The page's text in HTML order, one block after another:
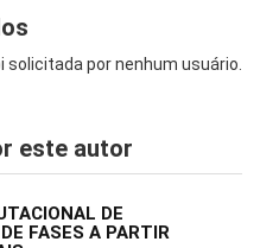
solicitada por nenhum usuário.
este autor
DE
FASES A PARTIR